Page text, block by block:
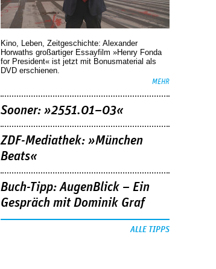
Kino, Leben, Zeitgeschichte: Alexander
Horwaths großartiger Essayfilm »Henry Fonda
for President« ist jetzt mit Bonusmaterial als
DVD erschienen.
MEHR
Sooner: »2551.01–03«
ZDF-Mediathek: »München
Beats«
Buch-Tipp: AugenBlick – Ein
Gespräch mit Dominik Graf
ALLE TIPPS